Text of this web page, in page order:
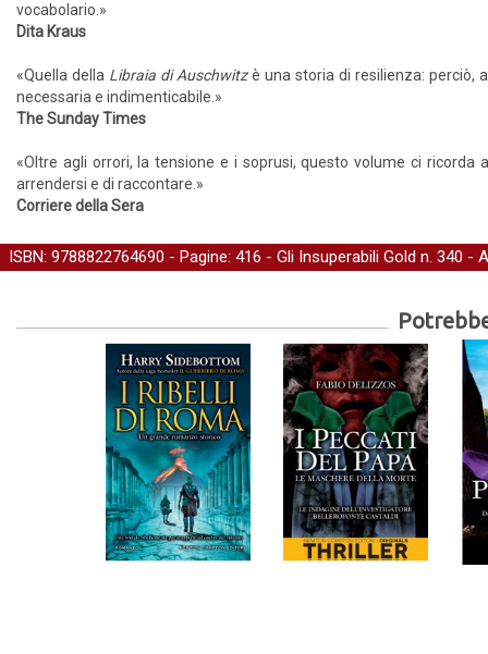
vocabolario.»
Dita Kraus
«Quella della Libraia di Auschwitzè una storia di resilienza: perciò,
necessaria e indimenticabile.»
The Sunday Times
«Oltre agli orrori, la tensione e i soprusi, questo volume ci
arrendersi e di raccontare.»
Corriere della Sera
ISBN: 9788822764690 - Pagine: 416 - Gli Insuperabili Gold n. 340 -